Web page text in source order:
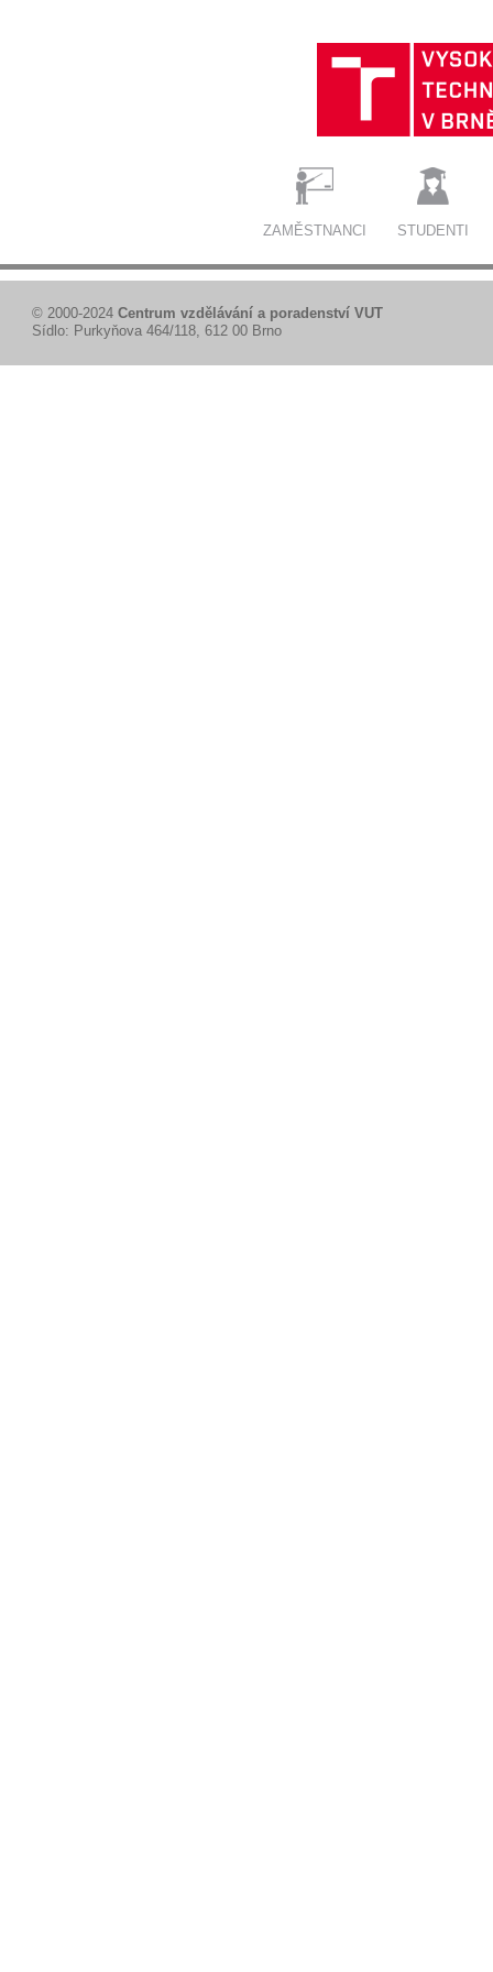
ZAMĚSTNANCI STUDENTI
© 2000-2024 Centrum vzdělávání a poradenství VUT
Sídlo: Purkyňova 464/118, 612 00 Brno